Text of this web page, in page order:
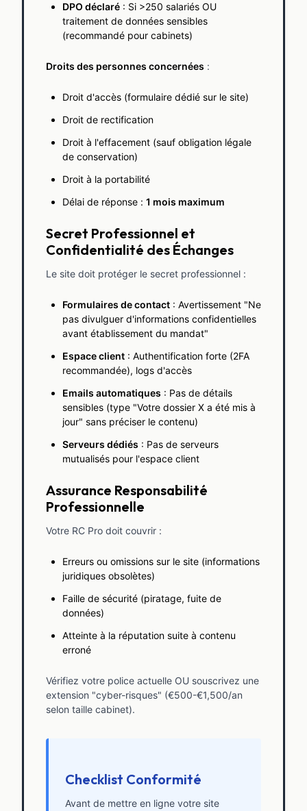
DPO déclaré : Si >250 salariés OU
traitement de données sensibles
(recommandé pour cabinets)
Droits des personnes concernées :
Droit d'accès (formulaire dédié sur le site)
Droit de rectification
Droit à l'effacement (sauf obligation légale
de conservation)
Droit à la portabilité
Délai de réponse : 1 mois maximum
Secret Professionnel et
Confidentialité des Échanges
Le site doit protéger le secret professionnel :
Formulaires de contact : Avertissement "Ne
pas divulguer d'informations confidentielles
avant établissement du mandat"
Espace client : Authentification forte (2FA
recommandée), logs d'accès
Emails automatiques : Pas de détails
sensibles (type "Votre dossier X a été mis à
jour" sans préciser le contenu)
Serveurs dédiés : Pas de serveurs
mutualisés pour l'espace client
Assurance Responsabilité
Professionnelle
Votre RC Pro doit couvrir :
Erreurs ou omissions sur le site (informations
juridiques obsolètes)
Faille de sécurité (piratage, fuite de
données)
Atteinte à la réputation suite à contenu
erroné
Vérifiez votre police actuelle OU souscrivez une
extension "cyber-risques" (€500-€1,500/an
selon taille cabinet).
Checklist Conformité
Avant de mettre en ligne votre site